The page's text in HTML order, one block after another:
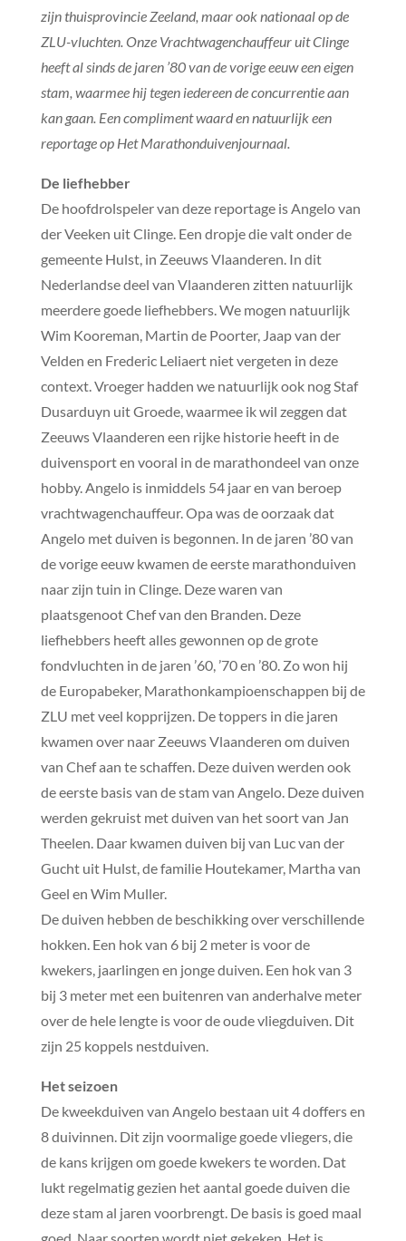
zijn thuisprovincie Zeeland, maar ook nationaal op de
ZLU-vluchten. Onze Vrachtwagenchauffeur uit Clinge
heeft al sinds de jaren ’80 van de vorige eeuw een eigen
stam, waarmee hij tegen iedereen de concurrentie aan
kan gaan. Een compliment waard en natuurlijk een
reportage op Het Marathonduivenjournaal.
De liefhebber
De hoofdrolspeler van deze reportage is Angelo van
der Veeken uit Clinge. Een dropje die valt onder de
gemeente Hulst, in Zeeuws Vlaanderen. In dit
Nederlandse deel van Vlaanderen zitten natuurlijk
meerdere goede liefhebbers. We mogen natuurlijk
Wim Kooreman, Martin de Poorter, Jaap van der
Velden en Frederic Leliaert niet vergeten in deze
context. Vroeger hadden we natuurlijk ook nog Staf
Dusarduyn uit Groede, waarmee ik wil zeggen dat
Zeeuws Vlaanderen een rijke historie heeft in de
duivensport en vooral in de marathondeel van onze
hobby. Angelo is inmiddels 54 jaar en van beroep
vrachtwagenchauffeur. Opa was de oorzaak dat
Angelo met duiven is begonnen. In de jaren ’80 van
de vorige eeuw kwamen de eerste marathonduiven
naar zijn tuin in Clinge. Deze waren van
plaatsgenoot Chef van den Branden. Deze
liefhebbers heeft alles gewonnen op de grote
fondvluchten in de jaren ’60, ’70 en ’80. Zo won hij
de Europabeker, Marathonkampioenschappen bij de
ZLU met veel kopprijzen. De toppers in die jaren
kwamen over naar Zeeuws Vlaanderen om duiven
van Chef aan te schaffen. Deze duiven werden ook
de eerste basis van de stam van Angelo. Deze duiven
werden gekruist met duiven van het soort van Jan
Theelen. Daar kwamen duiven bij van Luc van der
Gucht uit Hulst, de familie Houtekamer, Martha van
Geel en Wim Muller.
De duiven hebben de beschikking over verschillende
hokken. Een hok van 6 bij 2 meter is voor de
kwekers, jaarlingen en jonge duiven. Een hok van 3
bij 3 meter met een buitenren van anderhalve meter
over de hele lengte is voor de oude vliegduiven. Dit
zijn 25 koppels nestduiven.
Het seizoen
De kweekduiven van Angelo bestaan uit 4 doffers en
8 duivinnen. Dit zijn voormalige goede vliegers, die
de kans krijgen om goede kwekers te worden. Dat
lukt regelmatig gezien het aantal goede duiven die
deze stam al jaren voorbrengt. De basis is goed maal